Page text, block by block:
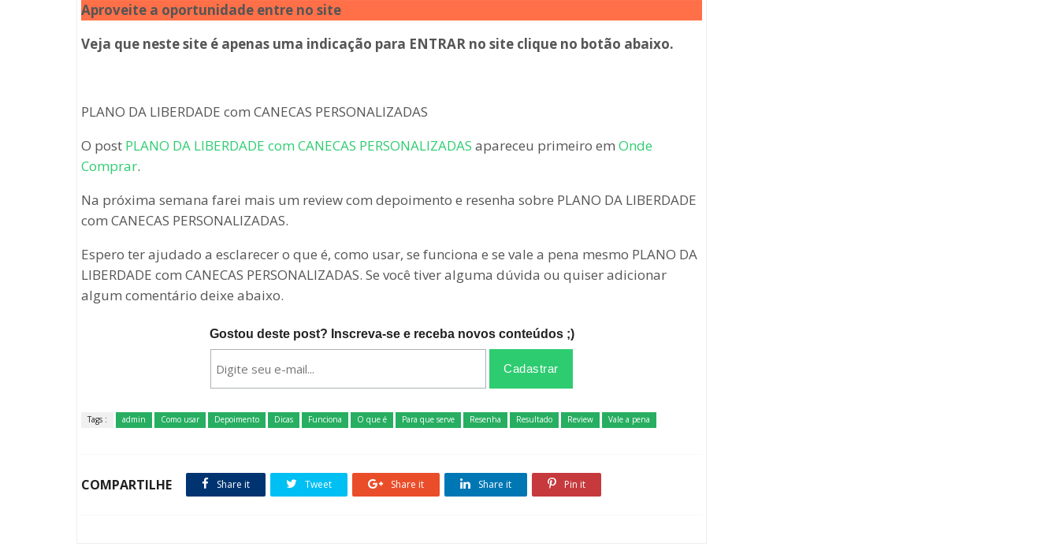
Aproveite a oportunidade entre no site
Veja que neste site é apenas uma indicação para ENTRAR no site clique no botão abaixo.
PLANO DA LIBERDADE com CANECAS PERSONALIZADAS
O post PLANO DA LIBERDADE com CANECAS PERSONALIZADAS apareceu primeiro em Onde
Comprar.
Na próxima semana farei mais um review com depoimento e resenha sobre PLANO DA LIBERDADE
com CANECAS PERSONALIZADAS.
Espero ter ajudado a esclarecer o que é, como usar, se funciona e se vale a pena mesmo PLANO DA
LIBERDADE com CANECAS PERSONALIZADAS. Se você tiver alguma dúvida ou quiser adicionar
algum comentário deixe abaixo.
Gostou deste post? Inscreva-se e receba novos conteúdos ;)
Tags : admin Como usar Depoimento Dicas Funciona O que é Para que serve Resenha Resultado Review Vale a pena
COMPARTILHE Share it Tweet Share it Share it Pin it